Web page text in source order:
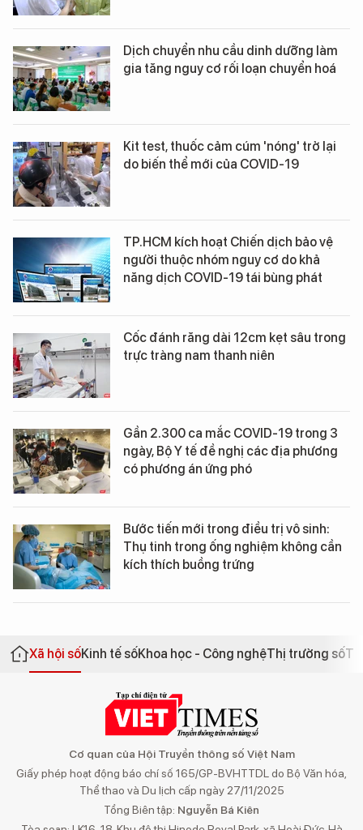
Dịch chuyển nhu cầu dinh dưỡng làm
gia tăng nguy cơ rối loạn chuyển hoá
Kit test, thuốc cảm cúm 'nóng' trở lại
do biến thể mới của COVID-19
TP.HCM kích hoạt Chiến dịch bảo vệ
người thuộc nhóm nguy cơ do khả
năng dịch COVID-19 tái bùng phát
Cốc đánh răng dài 12cm kẹt sâu trong
trực tràng nam thanh niên
Gần 2.300 ca mắc COVID-19 trong 3
ngày, Bộ Y tế đề nghị các địa phương
có phương án ứng phó
Bước tiến mới trong điều trị vô sinh:
Thụ tinh trong ống nghiệm không cần
kích thích buồng trứng
Xã hội sốKinh tế sốKhoa học - Công nghệThị trường số
Cơ quan của Hội Truyền thông số Việt Nam
Giấy phép hoạt động báo chí số 165/GP-BVHTTDL do Bộ Văn hóa,
Thể thao và Du lịch cấp ngày 27/11/2025
Tổng Biên tập: Nguyễn Bá Kiên